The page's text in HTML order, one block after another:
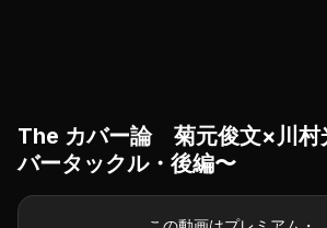
The カバー論 菊元俊文×川
バータックル・後編〜